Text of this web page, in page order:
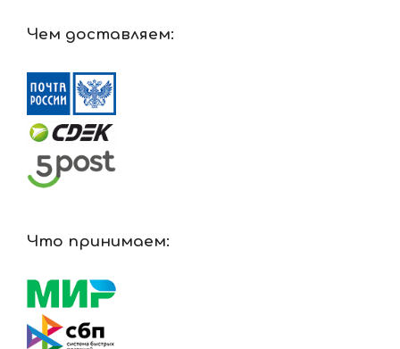
Чем доставляем:
Что принимаем: